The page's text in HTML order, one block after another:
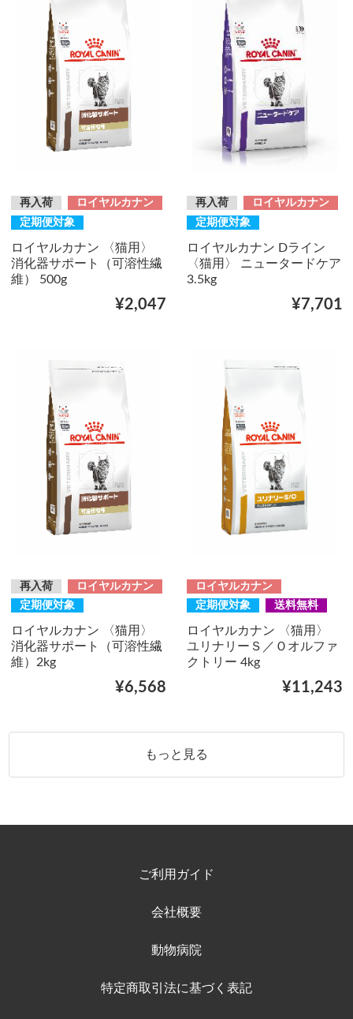
再入荷
ロイヤルカナン
定期便対象
ロイヤルカナン 〈猫用〉
消化器サポート（可溶性繊
維） 500g
¥2,047
再入荷
ロイヤルカナン
定期便対象
ロイヤルカナン Dライン
〈猫用〉 ニュータードケア
3.5kg
¥7,701
再入荷
ロイヤルカナン
定期便対象
ロイヤルカナン 〈猫用〉
消化器サポート（可溶性繊
維）2kg
¥6,568
ロイヤルカナン
定期便対象
送料無料
ロイヤルカナン 〈猫用〉
ユリナリーＳ／Ｏオルファ
クトリー 4kg
¥11,243
もっと見る
ご利用ガイド
会社概要
動物病院
特定商取引法に基づく表記